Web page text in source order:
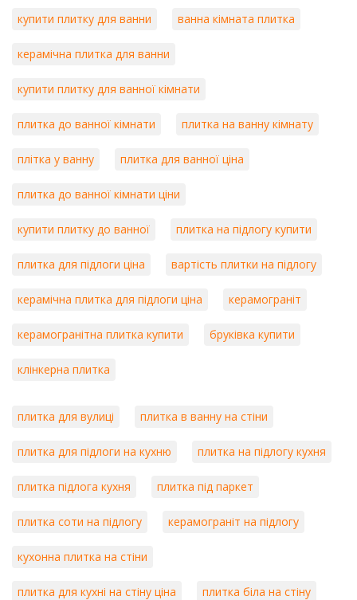
купити плитку для ванни ванна кімната плитка
керамічна плитка для ванни
купити плитку для ванної кімнати
плитка до ванної кімнати плитка на ванну кімнату
плітка у ванну плитка для ванної ціна
плитка до ванної кімнати ціни
купити плитку до ванної плитка на підлогу купити
плитка для підлоги ціна вартість плитки на підлогу
керамічна плитка для підлоги ціна керамограніт
керамогранітна плитка купити бруківка купити
клінкерна плитка
плитка для вулиці плитка в ванну на стіни
плитка для підлоги на кухню плитка на підлогу кухня
плитка підлога кухня плитка під паркет
плитка соти на підлогу керамограніт на підлогу
кухонна плитка на стіни
плитка для кухні на стіну ціна плитка біла на стіну